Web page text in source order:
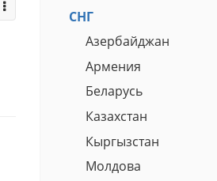
СНГ
Азербайджан
Армения
Беларусь
Казахстан
Кыргызстан
Молдова